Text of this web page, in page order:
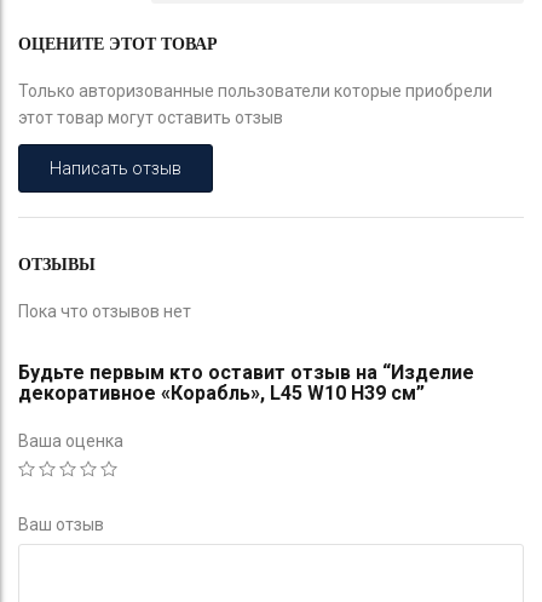
ОЦЕНИТЕ ЭТОТ ТОВАР
Только авторизованные пользователи которые приобрели
этот товар могут оставить отзыв
Написать отзыв
ОТЗЫВЫ
Пока что отзывов нет
Будьте первым кто оставит отзыв на “Изделие
декоративное «Корабль», L45 W10 H39 см”
Ваша оценка
Ваш отзыв